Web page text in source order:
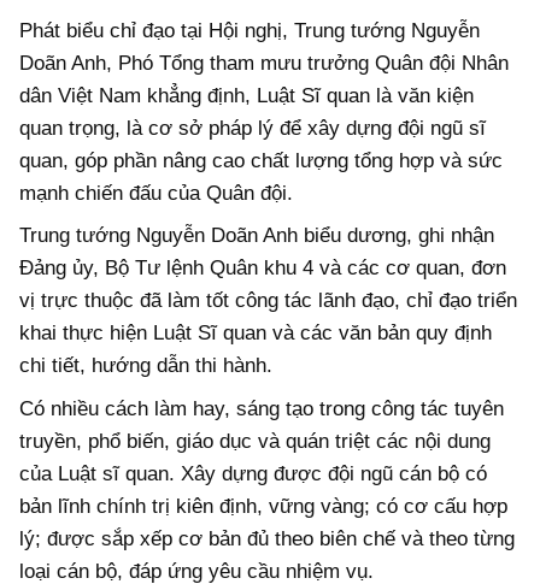
Phát biểu chỉ đạo tại Hội nghị, Trung tướng Nguyễn
Doãn Anh, Phó Tổng tham mưu trưởng Quân đội Nhân
dân Việt Nam khẳng định, Luật Sĩ quan là văn kiện
quan trọng, là cơ sở pháp lý để xây dựng đội ngũ sĩ
quan, góp phần nâng cao chất lượng tổng hợp và sức
mạnh chiến đấu của Quân đội.
Trung tướng Nguyễn Doãn Anh biểu dương, ghi nhận
Đảng ủy, Bộ Tư lệnh Quân khu 4 và các cơ quan, đơn
vị trực thuộc đã làm tốt công tác lãnh đạo, chỉ đạo triển
khai thực hiện Luật Sĩ quan và các văn bản quy định
chi tiết, hướng dẫn thi hành.
Có nhiều cách làm hay, sáng tạo trong công tác tuyên
truyền, phổ biến, giáo dục và quán triệt các nội dung
của Luật sĩ quan. Xây dựng được đội ngũ cán bộ có
bản lĩnh chính trị kiên định, vững vàng; có cơ cấu hợp
lý; được sắp xếp cơ bản đủ theo biên chế và theo từng
loại cán bộ, đáp ứng yêu cầu nhiệm vụ.